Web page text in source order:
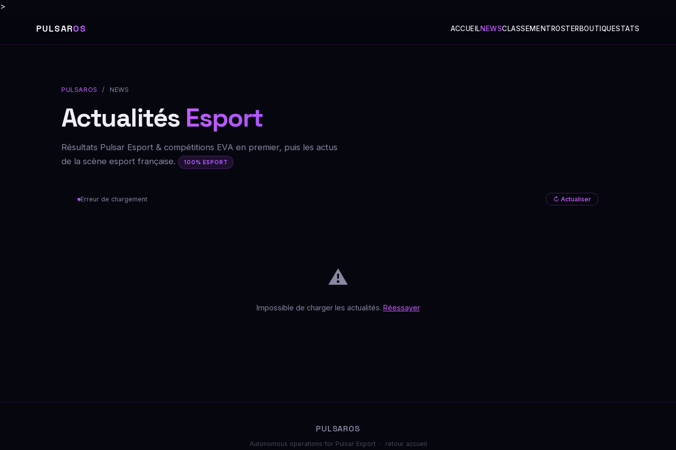
>
PULSAROS ACCUEILNEWSCLASSEMENT ROSTERBOUTIQUESTATS
PULSAROS / NEWS
Actualités Esport
Résultats Pulsar Esport & compétitions EVA en premier, puis les actus
de la scène esport française.
100% ESPORT
Erreur de chargement ↻ Actualiser
⚠️
Impossible de charger les actualités. Réessayer
PULSAROS
Autonomous operations for Pulsar Esport · retour accueil